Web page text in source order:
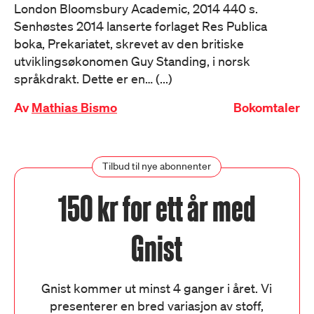
London Bloomsbury Academic, 2014 440 s.
Senhøstes 2014 lanserte forlaget Res Publica
boka, Prekariatet, skrevet av den britiske
utviklingsøkonomen Guy Standing, i norsk
språkdrakt. Dette er en… (...)
AvMathias Bismo Bokomtaler
Tilbud til nye abonnenter
150 kr for ett år med
Gnist
Gnist kommer ut minst 4 ganger i året. Vi
presenterer en bred variasjon av stoff,